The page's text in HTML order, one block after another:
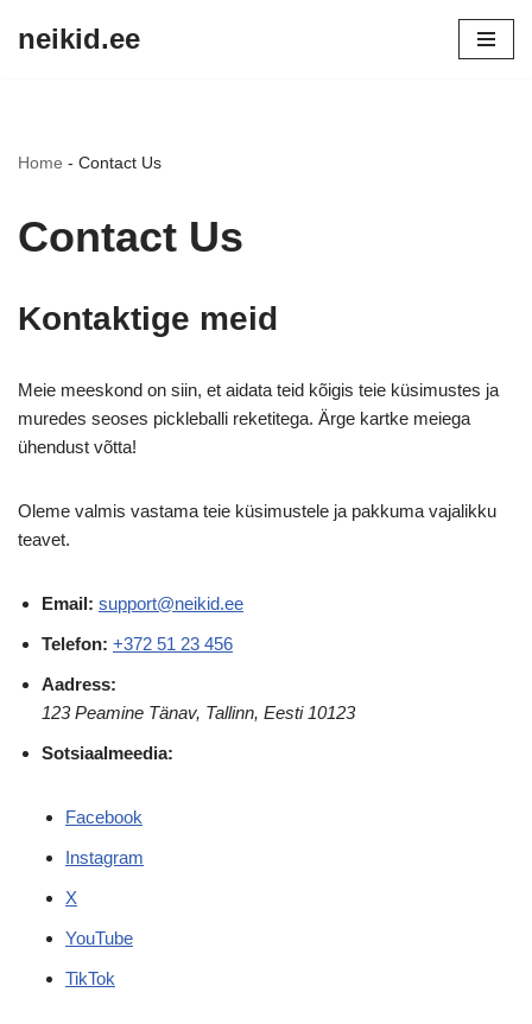
neikid.ee
Home - Contact Us
Contact Us
Kontaktige meid
Meie meeskond on siin, et aidata teid kõigis teie küsimustes ja
muredes seoses pickleballi reketitega. Ärge kartke meiega
ühendust võtta!
Oleme valmis vastama teie küsimustele ja pakkuma vajalikku
teavet.
Email: support@neikid.ee
Telefon: +372 51 23 456
Aadress:
123 Peamine Tänav, Tallinn, Eesti 10123
Sotsiaalmeedia:
Facebook
Instagram
X
YouTube
TikTok